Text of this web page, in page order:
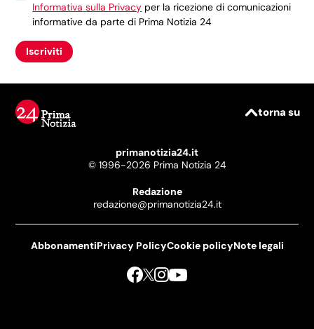
Informativa sulla Privacy per la ricezione di comunicazioni
informative da parte di Prima Notizia 24
Iscriviti
primanotizia24.it
© 1996-2026 Prima Notizia 24
Redazione
redazione@primanotizia24.it
AbbonamentiPrivacy PolicyCookie policyNote legali
torna su